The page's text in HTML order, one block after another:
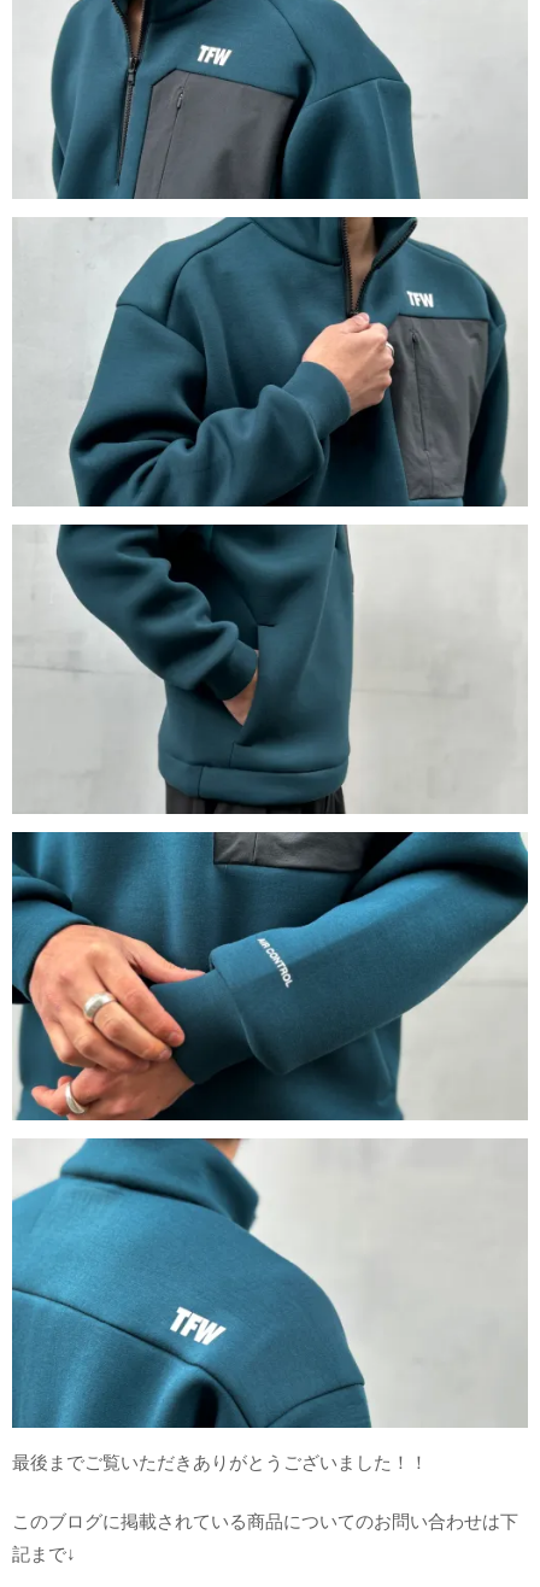
最後までご覧いただきありがとうございました！！
このブログに掲載されている商品についてのお問い合わせは下
記まで↓